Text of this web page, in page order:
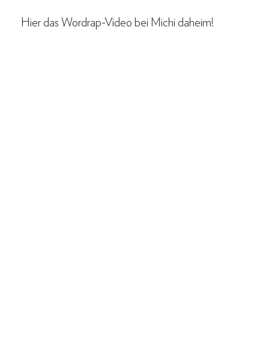
Hier das Wordrap-Video bei Michi daheim!